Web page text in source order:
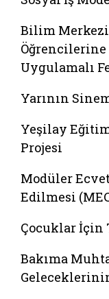
Bilim
Öğrencilerine
Uygulamalı
Yarının
Yeşilay
Projesi
Modüler
Edilmesi
Çocuklar İçin
Bakıma